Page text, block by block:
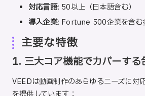
対応言語: 50以上（日本語含む）
導入企業: Fortune 500企業を含む
主要な特徴
1. 三大コア機能でカバーする
VEEDは動画制作のあらゆるニーズに対